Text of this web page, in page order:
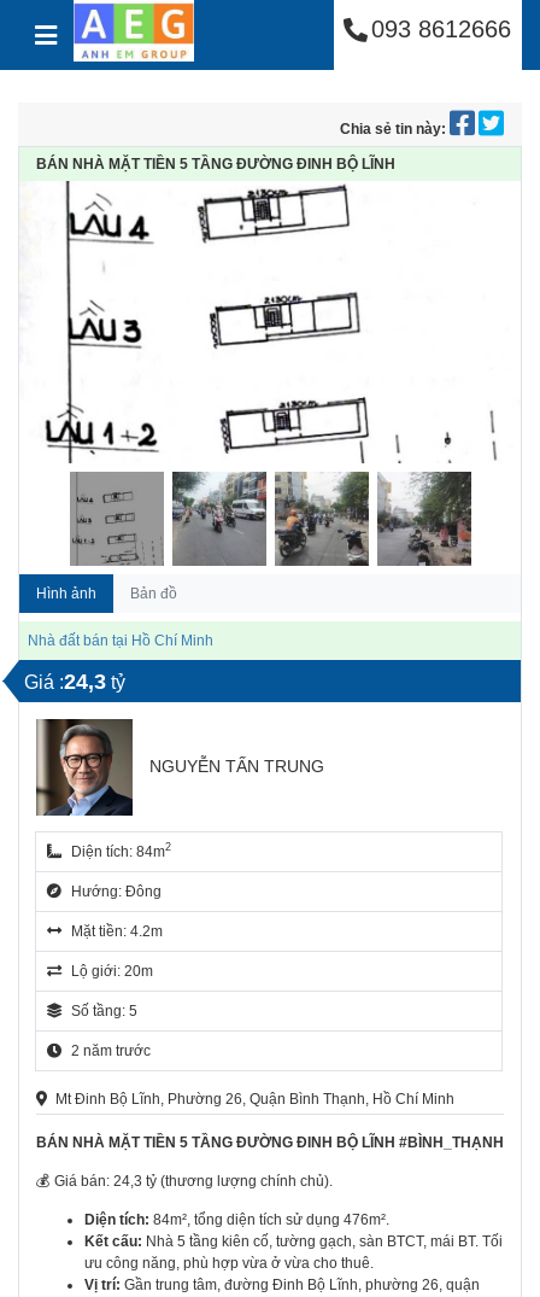
Skip to content Công Ty Cổ Phần
093 8612666
Chia sẻ tin này:
BÁN NHÀ MẶT TIỀN 5 TẦNG ĐƯỜNG ĐINH BỘ LĨNH
Hình ảnh Bản đồ
Nhà đất bán tại Hồ Chí Minh
Giá :24,3 tỷ
NGUYỄN TẤN TRUNG
Diện tích: 84m2
Hướng: Đông
Mặt tiền: 4.2m
Lộ giới: 20m
Số tầng: 5
2 năm trước
Mt Đinh Bộ Lĩnh, Phường 26, Quận Bình Thạnh, Hồ Chí Minh
BÁN NHÀ MẶT TIỀN 5 TẦNG ĐƯỜNG ĐINH BỘ LĨNH #BÌNH_THẠNH
💰 Giá bán: 24,3 tỷ (thương lượng chính chủ).
Diện tích: 84m², tổng diện tích sử dụng 476m².
Kết cấu: Nhà 5 tầng kiên cố, tường gạch, sàn BTCT, mái BT. Tối
ưu công năng, phù hợp vừa ở vừa cho thuê.
Vị trí: Gần trung tâm, đường Đinh Bộ Lĩnh, phường 26, quận